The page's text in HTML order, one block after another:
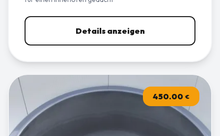
Details anzeigen
450.00 €